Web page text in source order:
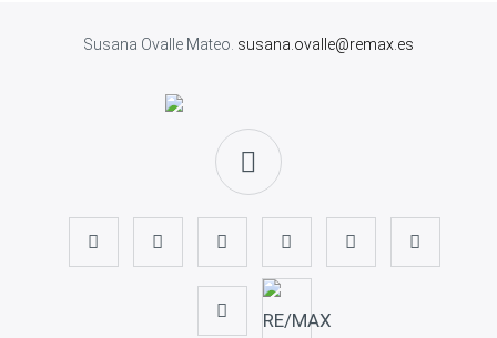
Susana Ovalle Mateo. susana.ovalle@remax.es